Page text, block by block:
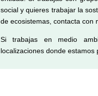
social y quieres trabajar la
de ecosistemas, contacta con
Si trabajas en medio
localizaciones donde estamos